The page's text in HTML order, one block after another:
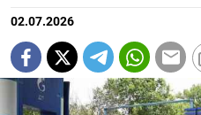
02.07.2026